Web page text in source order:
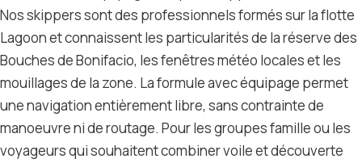
Nos skippers sont des professionnels formés sur la flotte
Lagoon et connaissent les particularités de la réserve des
Bouches de Bonifacio, les fenêtres météo locales et les
mouillages de la zone. La formule avec équipage permet
une navigation entièrement libre, sans contrainte de
manoeuvre ni de routage. Pour les groupes famille ou les
voyageurs qui souhaitent combiner voile et découverte